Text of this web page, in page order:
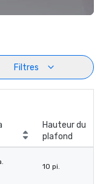
Filtres
Hauteur du
plafond
10 pi.